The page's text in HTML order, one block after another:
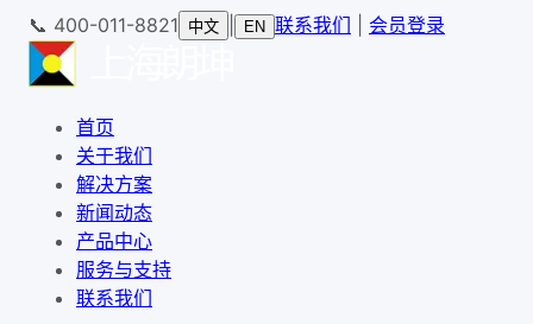
📞 400-011-8821 中文 EN 联系我们 会员登录
首页
关于我们
解决方案
新闻动态
产品中心
服务与支持
联系我们